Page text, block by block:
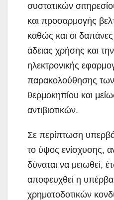
συστατικών
και προσαρμογής
καθώς και οι
άδειας χρήσης και
ηλεκτρονικής
παρακολούθησης
θερμοκηπίου και
αντιβιοτικών.
Σε περίπτωση
το ύψος ενίσχυσης,
δύναται να μειωθεί,
αποφευχθεί η
χρηματοδοτικών